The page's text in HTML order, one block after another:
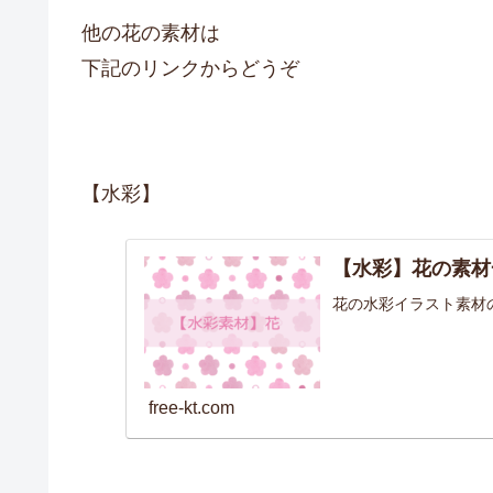
他の花の素材は
下記のリンクからどうぞ
【水彩】
【水彩】花の素
花の水彩イラスト素材
free-kt.com